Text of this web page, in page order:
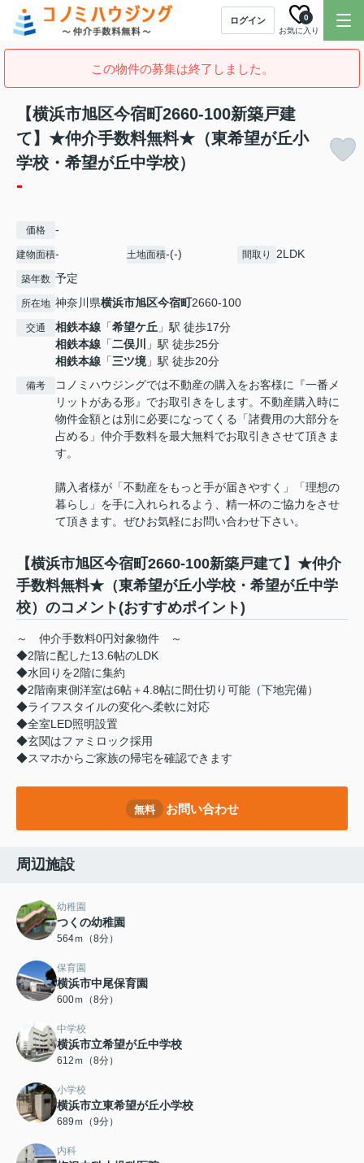
ログイン
お気に入り
0
この物件の募集は終了しました。
【横浜市旭区今宿町2660-100新築戸建
て】★仲介手数料無料★（東希望が丘小
学校・希望が丘中学校）
-
価格 -
建物面積- 土地面積-(-) 間取り 2LDK
築年数 予定
所在地 神奈川県横浜市旭区今宿町2660-100
交通 相鉄本線 「希望ケ丘 」駅 徒歩17分
相鉄本線 「二俣川
」駅 徒歩25分
相鉄本線 「三ツ境」駅 徒歩20分
備考
コノミハウジングでは不動産の購入をお客様に『一番メ
リットがある形』でお取引きをします。不動産購入時に
物件金額とは別に必要になってくる「諸費用の大部分を
占める」仲介手数料を最大無料でお取引きさせて頂きま
す。
購入者様が「不動産をもっと手が届きやすく」「理想の
暮らし」を手に入れられるよう、精一杯のご協力をさせ
て頂きます。ぜひお気軽にお問い合わせ下さい。
【横浜市旭区今宿町2660-100新築戸建て】★仲介
手数料無料★（東希望が丘小学校・希望が丘中学
校）のコメント(おすすめポイント)
～ 仲介手数料0円対象物件 ～
◆2階に配した13.6帖のLDK
◆水回りを2階に集約
◆2階南東側洋室は6帖＋4.8帖に間仕切り可能（下地完備）
◆ライフスタイルの変化へ柔軟に対応
◆全室LED照明設置
◆玄関はファミロック採用
◆スマホからご家族の帰宅を確認できます
無料 お問い合わせ
周辺施設
幼稚園
つくの幼稚園
564ｍ（8分）
保育園
横浜市中尾保育園
600ｍ（8分）
中学校
横浜市立希望が丘中学校
612ｍ（8分）
小学校
横浜市立東希望が丘小学校
689ｍ（9分）
内科